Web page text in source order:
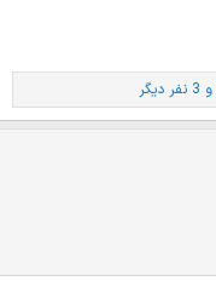
و 3 نفر دیگر